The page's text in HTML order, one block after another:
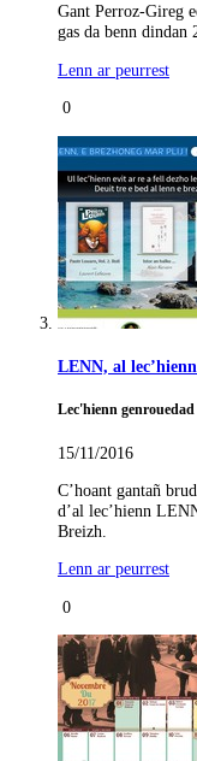
Gant Perroz-Gireg
gas da benn dindan
Lenn ar peurrest
0
LENN, al
Lec'hienn genrouedad
15/11/2016
C’hoant gantañ
d’al lec’hienn
Breizh.
Lenn ar peurrest
0